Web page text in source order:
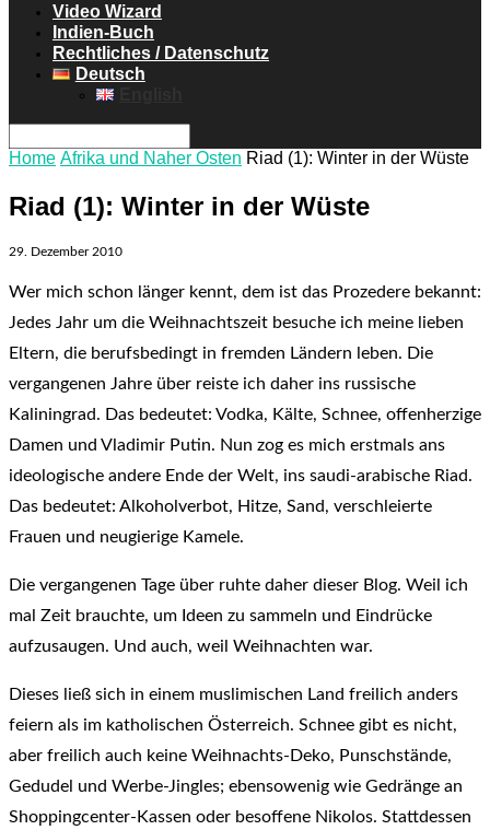
Video Wizard
Indien-Buch
Rechtliches / Datenschutz
Deutsch
Home Afrika und Naher Osten Riad (1): Winter in der Wüste
Riad (1): Winter in der Wüste
29. Dezember 2010
Wer mich schon länger kennt, dem ist das Prozedere bekannt:
Jedes Jahr um die Weihnachtszeit besuche ich meine lieben
Eltern, die berufsbedingt in fremden Ländern leben. Die
vergangenen Jahre über reiste ich daher ins russische
Kaliningrad. Das bedeutet: Vodka, Kälte, Schnee, offenherzige
Damen und Vladimir Putin. Nun zog es mich erstmals ans
ideologische andere Ende der Welt, ins saudi-arabische Riad.
Das bedeutet: Alkoholverbot, Hitze, Sand, verschleierte
Frauen und neugierige Kamele.
Die vergangenen Tage über ruhte daher dieser Blog. Weil ich
mal Zeit brauchte, um Ideen zu sammeln und Eindrücke
aufzusaugen. Und auch, weil Weihnachten war.
Dieses ließ sich in einem muslimischen Land freilich anders
feiern als im katholischen Österreich. Schnee gibt es nicht,
aber freilich auch keine Weihnachts-Deko, Punschstände,
Gedudel und Werbe-Jingles; ebensowenig wie Gedränge an
Shoppingcenter-Kassen oder besoffene Nikolos. Stattdessen